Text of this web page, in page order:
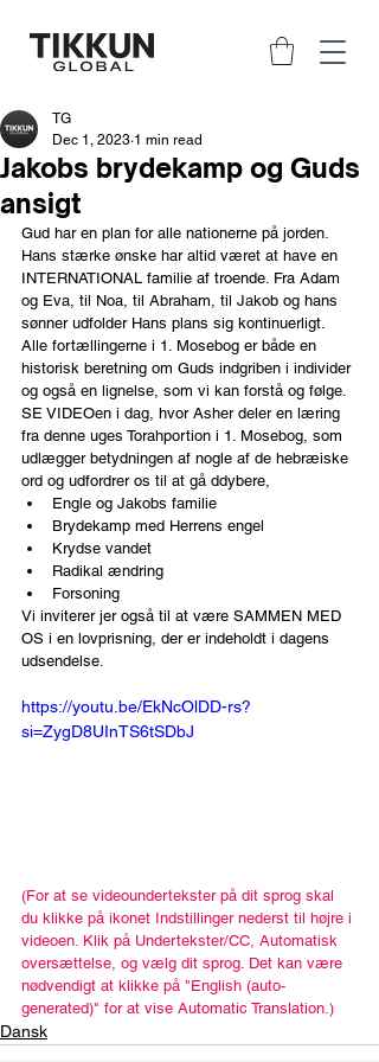
Jakobs brydekamp og Guds
ansigt
TG
Dec 1, 2023 1 min read
Gud har en plan for alle nationerne på jorden.
Hans stærke ønske har altid været at have en
INTERNATIONAL familie af troende. Fra Adam
og Eva, til Noa, til Abraham, til Jakob og hans
sønner udfolder Hans plans sig kontinuerligt.
Alle fortællingerne i 1. Mosebog er både en
historisk beretning om Guds indgriben i individer
og også en lignelse, som vi kan forstå og følge.
SE VIDEOen i dag, hvor Asher deler en læring
fra denne uges Torahportion i 1. Mosebog, som
udlægger betydningen af nogle af de hebræiske
ord og udfordrer os til at gå ddybere,
Engle og Jakobs familie
Brydekamp med Herrens engel
Krydse vandet
Radikal ændring
Forsoning
Vi inviterer jer også til at være SAMMEN MED
OS i en lovprisning, der er indeholdt i dagens
udsendelse.
https://youtu.be/EkNcOlDD-rs?
si=ZygD8UInTS6tSDbJ
(For at se videoundertekster på dit sprog skal
du klikke på ikonet Indstillinger nederst til højre i
videoen. Klik på Undertekster/CC, Automatisk
oversættelse, og vælg dit sprog. Det kan være
nødvendigt at klikke på "English (auto-
generated)" for at vise Automatic Translation.)
Dansk